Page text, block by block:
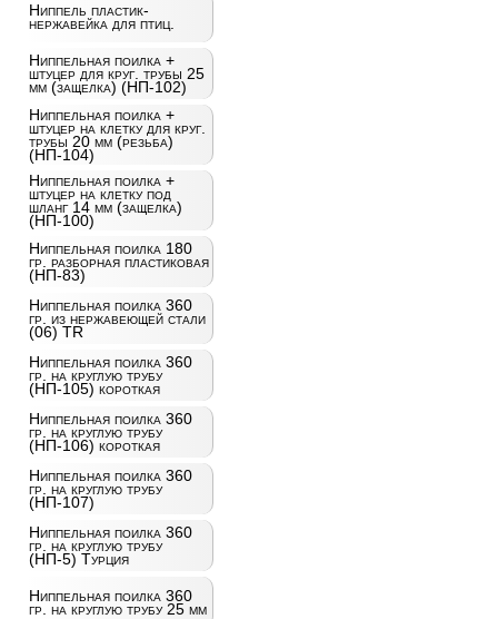
Ниппель пластик-
нержавейка для птиц.
Ниппельная поилка +
штуцер для круг. трубы 25
мм (защелка) (НП-102)
Ниппельная поилка +
штуцер на клетку для круг.
трубы 20 мм (резьба)
(НП-104)
Ниппельная поилка +
штуцер на клетку под
шланг 14 мм (защелка)
(НП-100)
Ниппельная поилка 180
гр. разборная пластиковая
(НП-83)
Ниппельная поилка 360
гр. из нержавеющей стали
(06) TR
Ниппельная поилка 360
гр. на круглую трубу
(НП-105) короткая
Ниппельная поилка 360
гр. на круглую трубу
(НП-106) короткая
Ниппельная поилка 360
гр. на круглую трубу
(НП-107)
Ниппельная поилка 360
гр. на круглую трубу
(НП-5) Турция
Ниппельная поилка 360
гр. на круглую трубу 25 мм